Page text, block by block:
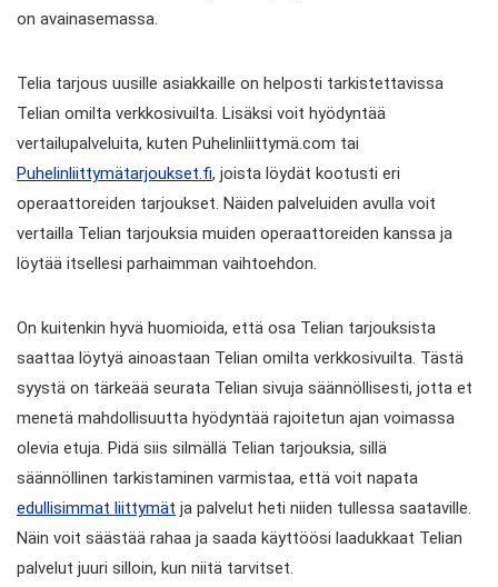
on avainasemassa.
Telia tarjous uusille asiakkaille on helposti tarkistettavissa
Telian omilta verkkosivuilta. Lisäksi voit hyödyntää
vertailupalveluita, kuten Puhelinliittymä.com tai
Puhelinliittymätarjoukset.fi, joista löydät kootusti eri
operaattoreiden tarjoukset. Näiden palveluiden avulla voit
vertailla Telian tarjouksia muiden operaattoreiden kanssa ja
löytää itsellesi parhaimman vaihtoehdon.
On kuitenkin hyvä huomioida, että osa Telian tarjouksista
saattaa löytyä ainoastaan Telian omilta verkkosivuilta. Tästä
syystä on tärkeää seurata Telian sivuja säännöllisesti, jotta et
menetä mahdollisuutta hyödyntää rajoitetun ajan voimassa
olevia etuja. Pidä siis silmällä Telian tarjouksia, sillä
säännöllinen tarkistaminen varmistaa, että voit napata
edullisimmat liittymät ja palvelut heti niiden tullessa saataville.
Näin voit säästää rahaa ja saada käyttöösi laadukkaat Telian
palvelut juuri silloin, kun niitä tarvitset.